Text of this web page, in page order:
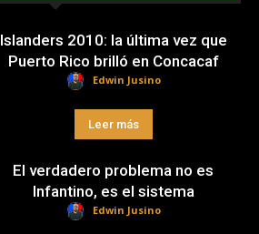
Islanders 2010: la última vez que
Puerto Rico brilló en Concacaf
Edwin Jusino
Leer más
El verdadero problema no es
Infantino, es el sistema
Edwin Jusino